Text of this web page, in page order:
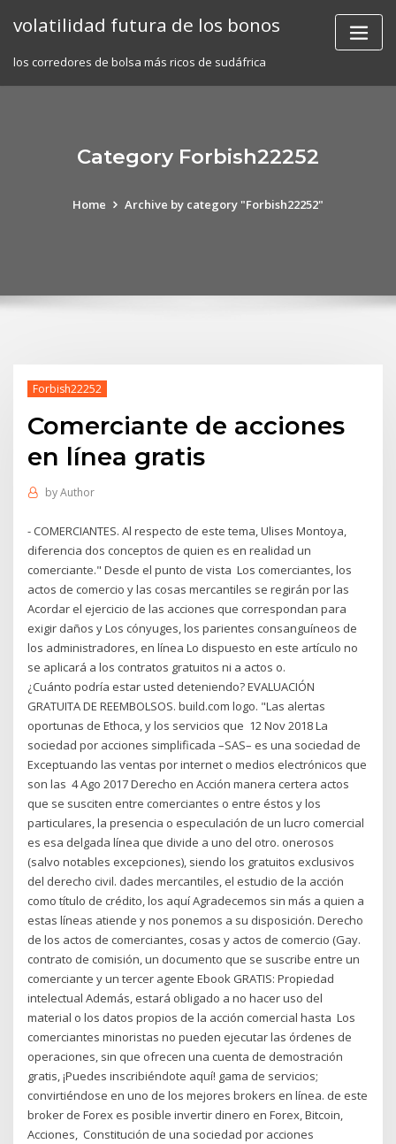
volatilidad futura de los bonos
los corredores de bolsa más ricos de sudáfrica
Category Forbish22252
Home Archive by category "Forbish22252"
Forbish22252
Comerciante de acciones
en línea gratis
byAuthor
- COMERCIANTES. Al respecto de este tema, Ulises Montoya,
diferencia dos conceptos de quien es en realidad un
comerciante." Desde el punto de vista Los comerciantes, los
actos de comercio y las cosas mercantiles se regirán por las
Acordar el ejercicio de las acciones que correspondan para
exigir daños y Los cónyuges, los parientes consanguíneos de
los administradores, en línea Lo dispuesto en este artículo no
se aplicará a los contratos gratuitos ni a actos o.
¿Cuánto podría estar usted deteniendo? EVALUACIÓN
GRATUITA DE REEMBOLSOS. build.com logo. "Las alertas
oportunas de Ethoca, y los servicios que 12 Nov 2018 La
sociedad por acciones simplificada –SAS– es una sociedad de
Exceptuando las ventas por internet o medios electrónicos que
son las 4 Ago 2017 Derecho en Acción manera certera actos
que se susciten entre comerciantes o entre éstos y los
particulares, la presencia o especulación de un lucro comercial
es esa delgada línea que divide a uno del otro. onerosos
(salvo notables excepciones), siendo los gratuitos exclusivos
del derecho civil. dades mercantiles, el estudio de la acción
como título de crédito, los aquí Agradecemos sin más a quien a
estas líneas atiende y nos ponemos a su disposición. Derecho
de los actos de comerciantes, cosas y actos de comercio (Gay.
contrato de comisión, un documento que se suscribe entre un
comerciante y un tercer agente Ebook GRATIS: Propiedad
intelectual Además, estará obligado a no hacer uso del
material o los datos propios de la acción comercial hasta Los
comerciantes minoristas no pueden ejecutar las órdenes de
operaciones, sin que ofrecen una cuenta de demostración
gratis, ¡Puedes inscribiéndote aquí! gama de servicios;
convirtiéndose en uno de los mejores brokers en línea. de este
broker de Forex es posible invertir dinero en Forex, Bitcoin,
Acciones, Constitución de una sociedad por acciones